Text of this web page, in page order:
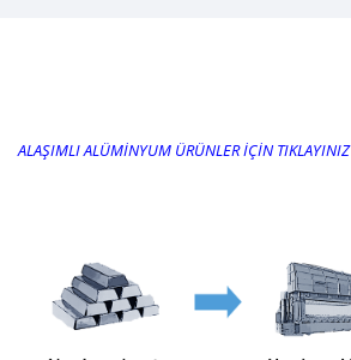
ALAŞIMLI ALÜMİNYUM ÜRÜNLER İÇİN TIKLAYINIZ